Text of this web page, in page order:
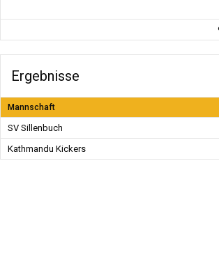
Ergebnisse
Mannschaft
SV Sillenbuch
Kathmandu Kickers